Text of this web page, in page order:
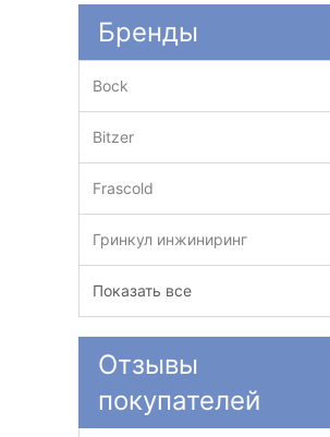
Бренды
Bock
Bitzer
Frascold
Гринкул инжиниринг
Показать все
Отзывы
покупателей